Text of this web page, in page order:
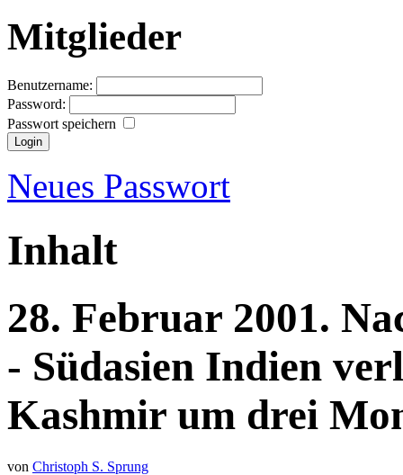
Mitglieder
Benutzername:
Password:
Passwort speichern
Neues Passwort
Inhalt
28. Februar 2001.
- Südasien Indien
Kashmir um drei
von Christoph S. Sprung